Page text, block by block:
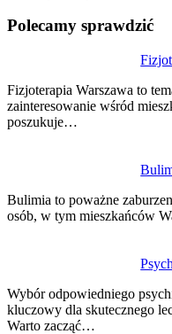
Polecamy sprawdzić
Fizjoterapia Warszawa to
zainteresowanie wśród
poszukuje…
Bulimia to poważne
osób, w tym mieszkańców
Wybór odpowiedniego
kluczowy dla skutecznego
Warto zacząć…
wpisu